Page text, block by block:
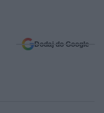
Dodaj do Google